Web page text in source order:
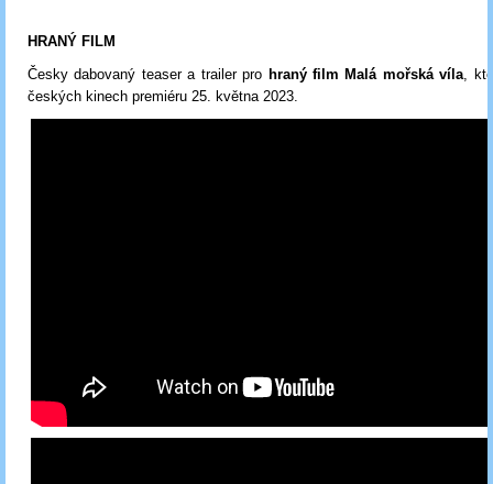
HRANÝ FILM
Česky dabovaný teaser a trailer pro hraný film Malá mořská víla,
českých kinech premiéru 25. května 2023.